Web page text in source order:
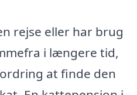
rejse eller har brug
i længere tid,
at finde den